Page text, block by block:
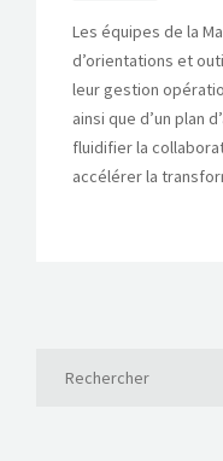
Les équipes de la
d’orientations et
leur gestion
ainsi que d’un plan
fluidifier la
accélérer la